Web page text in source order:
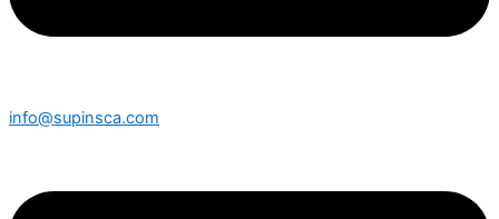
info@supinsca.com